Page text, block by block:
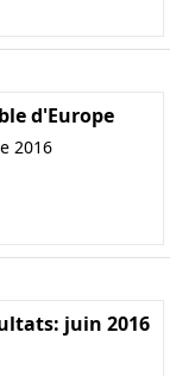
d'Europe
2016
juin 2016